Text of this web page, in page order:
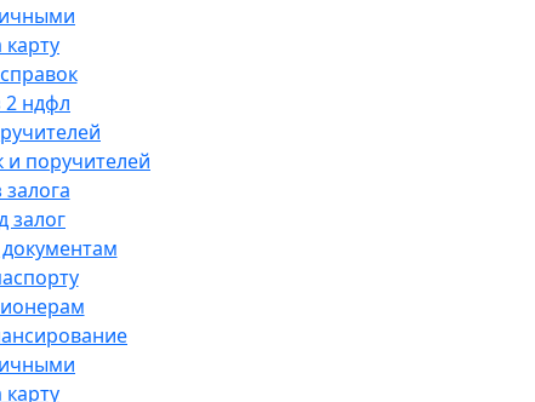
карту
2 ндфл
и поручителей
залога
залог
карту